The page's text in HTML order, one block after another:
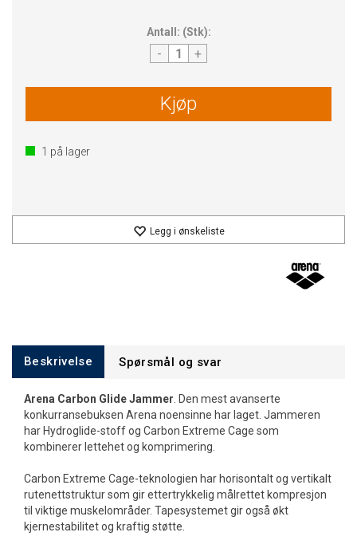
Antall: (Stk):
- +
Kjøp
1 på lager
Legg i ønskeliste
Beskrivelse Spørsmål og svar
Arena Carbon Glide Jammer . Den mest avanserte
konkurransebuksen Arena noensinne har laget. Jammeren
har Hydroglide-stoff og Carbon Extreme Cage som
kombinerer lettehet og komprimering.
Carbon Extreme Cage-teknologien har horisontalt og vertikalt
rutenettstruktur som gir ettertrykkelig målrettet kompresjon
til viktige muskelområder. Tapesystemet gir også økt
kjernestabilitet og kraftig støtte.